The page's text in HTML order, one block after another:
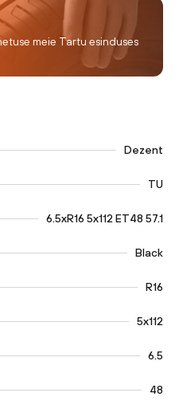
meie Tartu esinduses
Dezent
TU
6.5xR16 5x112 ET48 57.1
Black
R16
5x112
6.5
48